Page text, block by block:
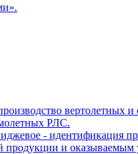
вертолетных
РЛС.
- идентификация
продукции и оказываемым